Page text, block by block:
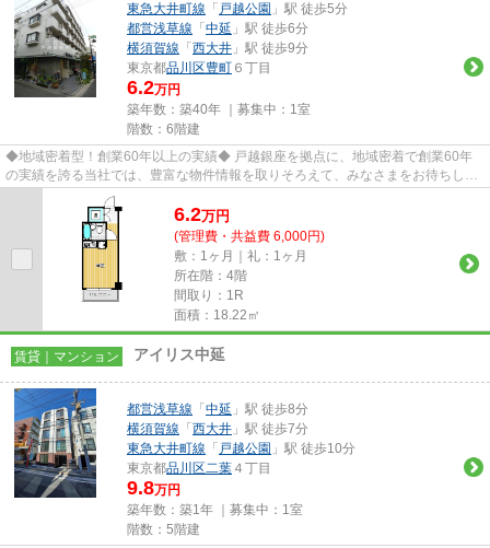
東急大井町線 「 戸越公園 」駅 徒歩5分
都営浅草線 「 中延 」駅 徒歩6分
横須賀線 「 西大井 」駅 徒歩9分
東京都品川区豊町 ６丁目
6.2万円
築年数：築40年 ｜募集中： 1室
階数：6階建
◆地域密着型！創業60年以上の実績◆ 戸越銀座を拠点に、地域密着で創業60年
の実績を誇る当社では、豊富な物件情報を取りそろえて、みなさまをお待ちして
おります。TEL：03-5750-6633
6.2万円
(管理費・共益費 6,000円)
敷：1ヶ月｜礼：1ヶ月
所在階：4階
間取り：1R
面積：18.22㎡
賃貸｜マンション アイリス中延
都営浅草線 「 中延 」駅 徒歩8分
横須賀線 「 西大井 」駅 徒歩7分
東急大井町線 「 戸越公園 」駅 徒歩10分
東京都品川区二葉 ４丁目
9.8万円
築年数：築1年 ｜募集中： 1室
階数：5階建